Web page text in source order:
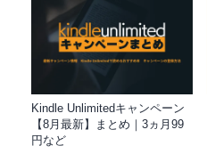
Kindle Unlimitedキャンペーン
【8月最新】まとめ｜3ヵ月99
円など